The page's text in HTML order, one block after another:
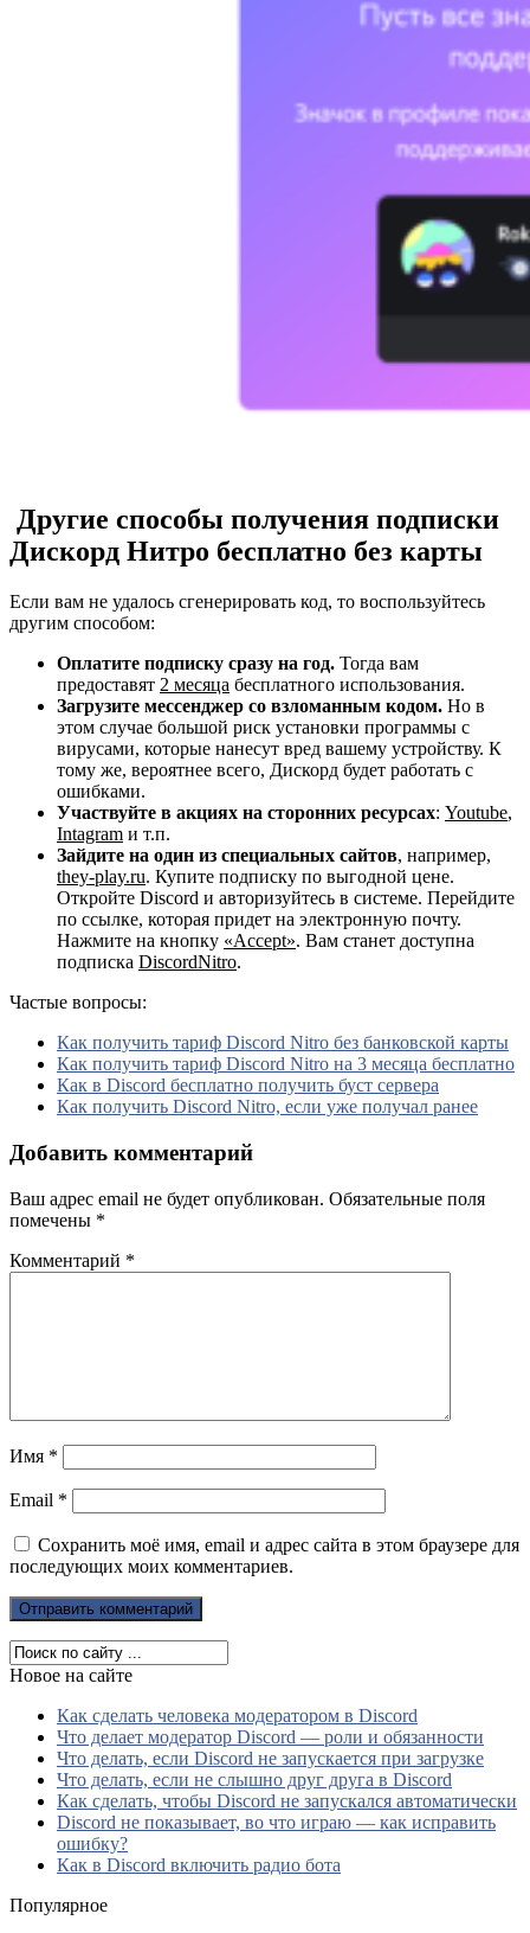
Другие способы получения подписки
Дискорд Нитро бесплатно без карты
Если вам не удалось сгенерировать код, то воспользуйтесь
другим способом:
Оплатите подписку сразу на год. Тогда вам
предоставят 2 месяца бесплатного использования.
Загрузите мессенджер со взломанным кодом. Но в
этом случае большой риск установки программы с
вирусами, которые нанесут вред вашему устройству. К
тому же, вероятнее всего, Дискорд будет работать с
ошибками.
Участвуйте в акциях на сторонних ресурсах: Youtube,
Intagram и т.п.
Зайдите на один из специальных сайтов, например,
they-play.ru. Купите подписку по выгодной цене.
Откройте Discord и авторизуйтесь в системе. Перейдите
по ссылке, которая придет на электронную почту.
Нажмите на кнопку «Accept». Вам станет доступна
подписка DiscordNitro.
Частые вопросы:
Как получить тариф Discord Nitro без банковской карты
Как получить тариф Discord Nitro на 3 месяца бесплатно
Как в Discord бесплатно получить буст сервера
Как получить Discord Nitro, если уже получал ранее
Добавить комментарий
Ваш адрес email не будет опубликован. Обязательные поля
помечены *
Комментарий *
Имя *
Email *
Сохранить моё имя, email и адрес сайта в этом браузере для
последующих моих комментариев.
Новое на сайте
Как сделать человека модератором в Discord
Что делает модератор Discord — роли и обязанности
Что делать, если Discord не запускается при загрузке
Что делать, если не слышно друг друга в Discord
Как сделать, чтобы Discord не запускался автоматически
Discord не показывает, во что играю — как исправить
ошибку?
Как в Discord включить радио бота
Популярное